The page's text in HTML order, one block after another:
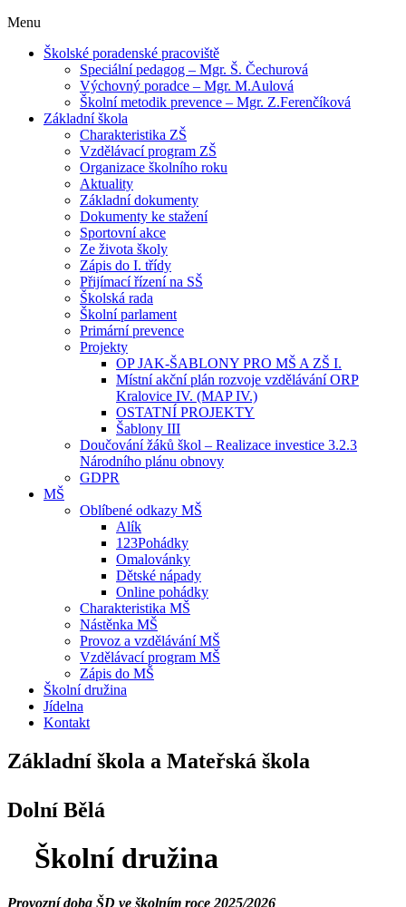
Menu
Školské poradenské pracoviště
Speciální pedagog – Mgr. Š. Čechurová
Výchovný poradce – Mgr. M.Aulová
Školní metodik prevence – Mgr. Z.Ferenčíková
Základní škola
Charakteristika ZŠ
Vzdělávací program ZŠ
Organizace školního roku
Aktuality
Základní dokumenty
Dokumenty ke stažení
Sportovní akce
Ze života školy
Zápis do I. třídy
Přijímací řízení na SŠ
Školská rada
Školní parlament
Primární prevence
Projekty
OP JAK-ŠABLONY PRO MŠ A ZŠ I.
Místní akční plán rozvoje vzdělávání ORP
Kralovice IV. (MAP IV.)
OSTATNÍ PROJEKTY
Šablony III
Doučování žáků škol – Realizace investice 3.2.3
Národního plánu obnovy
GDPR
MŠ
Oblíbené odkazy MŠ
Alík
123Pohádky
Omalovánky
Dětské nápady
Online pohádky
Charakteristika MŠ
Nástěnka MŠ
Provoz a vzdělávání MŠ
Vzdělávací program MŠ
Zápis do MŠ
Školní družina
Jídelna
Kontakt
Základní škola a Mateřská škola
Dolní Bělá
Školní družina
Provozní doba ŠD ve školním roce 2025/2026